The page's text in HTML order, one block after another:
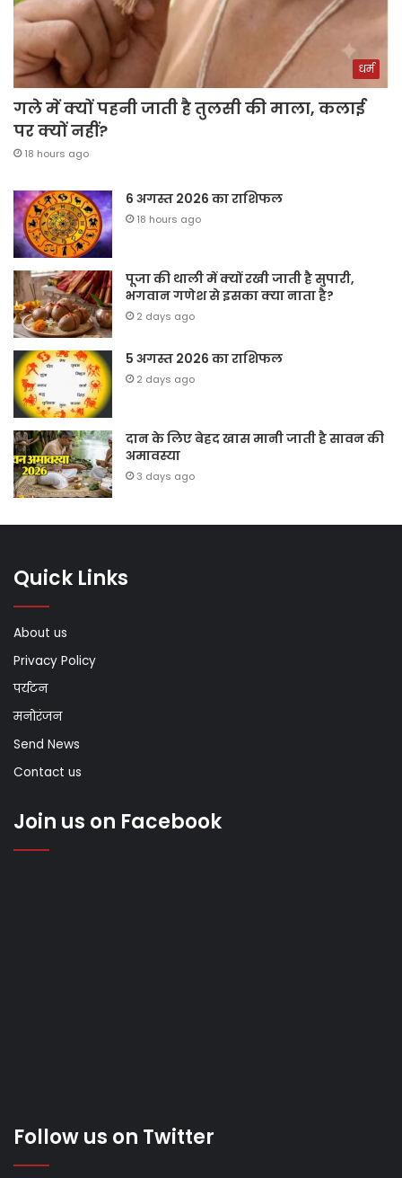
धर्म
गले में क्यों पहनी जाती है तुलसी की माला, कलाई
पर क्यों नहीं?
18 hours ago
6 अगस्त 2026 का राशिफल
18 hours ago
पूजा की थाली में क्यों रखी जाती है सुपारी,
भगवान गणेश से इसका क्या नाता है?
2 days ago
5 अगस्त 2026 का राशिफल
2 days ago
दान के लिए बेहद खास मानी जाती है सावन की
अमावस्या
3 days ago
Quick Links
About us
Privacy Policy
पर्यटन
मनोरंजन
Send News
Contact us
Join us on Facebook
Follow us on Twitter